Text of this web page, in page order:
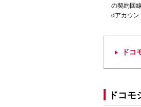
の契約回
dアカウン
ドコ
ドコモ